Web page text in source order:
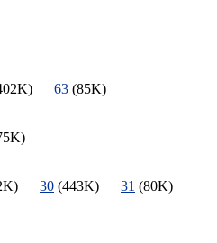
63 (85K)
30 (443K) 31 (80K)